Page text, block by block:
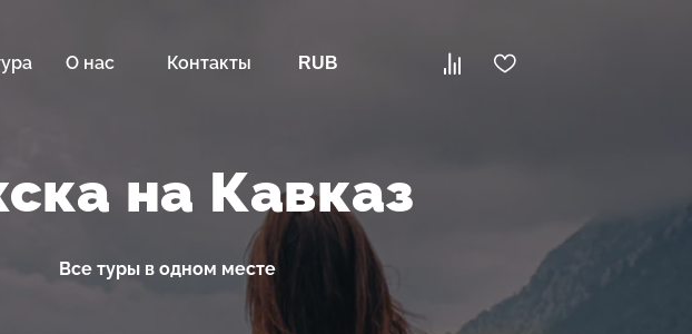
О нас Контакты RUB
на Кавказ
Все туры в одном месте